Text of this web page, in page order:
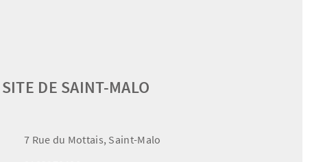
DE SAINT-MALO
7 Rue du Mottais, Saint-Malo